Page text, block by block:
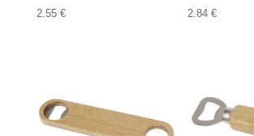
2.55 € 2.84€